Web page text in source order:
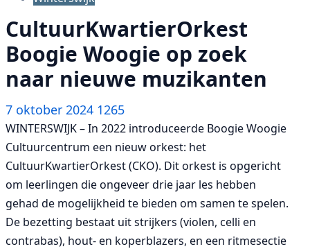
CultuurKwartierOrkest
Boogie Woogie op zoek
naar nieuwe muzikanten
7 oktober 2024 1265
WINTERSWIJK – In 2022 introduceerde Boogie Woogie
Cultuurcentrum een nieuw orkest: het
CultuurKwartierOrkest (CKO). Dit orkest is opgericht
om leerlingen die ongeveer drie jaar les hebben
gehad de mogelijkheid te bieden om samen te spelen.
De bezetting bestaat uit strijkers (violen, celli en
contrabas), hout- en koperblazers, en een ritmesectie